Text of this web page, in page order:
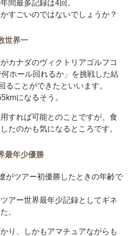
間最多記録は4回。
すごいのではないでしょうか？
世界一
カナダのヴィクトリアゴルフコ
ホール回れるか」を挑戦した結
ることができたといいます。
になるそう。
すれば可能とのことですが、食
たのかも気になるところです。
最年少優勝
がツアー初優勝したときの年齢で
アー世界最年少記録としてギネ
。
り、しかもアマチュアながらも